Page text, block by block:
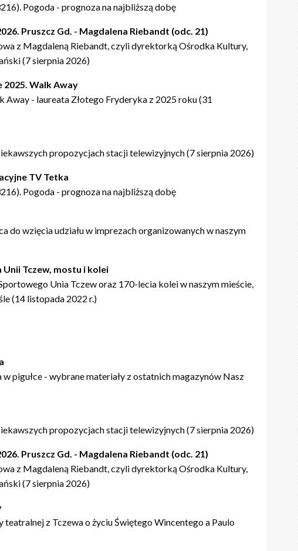
Pogoda - prognoza na najbliższą dobę
Pruszcz Gd. - Magdalena Riebandt (odc. 21)
z Magdaleną Riebandt, czyli dyrektorką Ośrodka Kultury,
(7 sierpnia 2026)
2025. Walk Away
Away - laureata Złotego Fryderyka z 2025 roku (31
propozycjach stacji telewizyjnych (7 sierpnia 2026)
TV Tetka
Pogoda - prognoza na najbliższą dobę
do wzięcia udziału w imprezach organizowanych w naszym
Unii Tczew, mostu i kolei
Unia Tczew oraz 170-lecia kolei w naszym mieście,
(14 listopada 2022 r.)
pigułce - wybrane materiały z ostatnich magazynów Nasz
propozycjach stacji telewizyjnych (7 sierpnia 2026)
Pruszcz Gd. - Magdalena Riebandt (odc. 21)
z Magdaleną Riebandt, czyli dyrektorką Ośrodka Kultury,
(7 sierpnia 2026)
z Tczewa o życiu Świętego Wincentego a Paulo